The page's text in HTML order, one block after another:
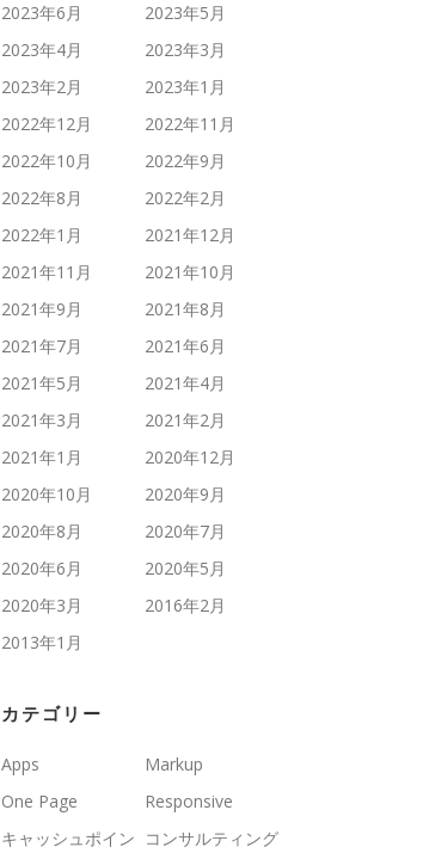
2023年6月
2023年5月
2023年4月
2023年3月
2023年2月
2023年1月
2022年12月
2022年11月
2022年10月
2022年9月
2022年8月
2022年2月
2022年1月
2021年12月
2021年11月
2021年10月
2021年9月
2021年8月
2021年7月
2021年6月
2021年5月
2021年4月
2021年3月
2021年2月
2021年1月
2020年12月
2020年10月
2020年9月
2020年8月
2020年7月
2020年6月
2020年5月
2020年3月
2016年2月
2013年1月
カテゴリー
Apps
Markup
One Page
Responsive
キャッシュポイン コンサルティング